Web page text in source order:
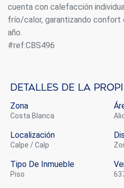
cuenta con calefacción
frío/calor, garantizando confort
año.
#ref:CBS496
Detalles de la
Zona
Costa Blanca
Localización
Calpe / Calp
Tipo De Inmueble
piso
Marketing y publicidad
Estas cookies son utilizadas
sobre las preferencias y
a través de la observación
navegación. Gracias a ellas,